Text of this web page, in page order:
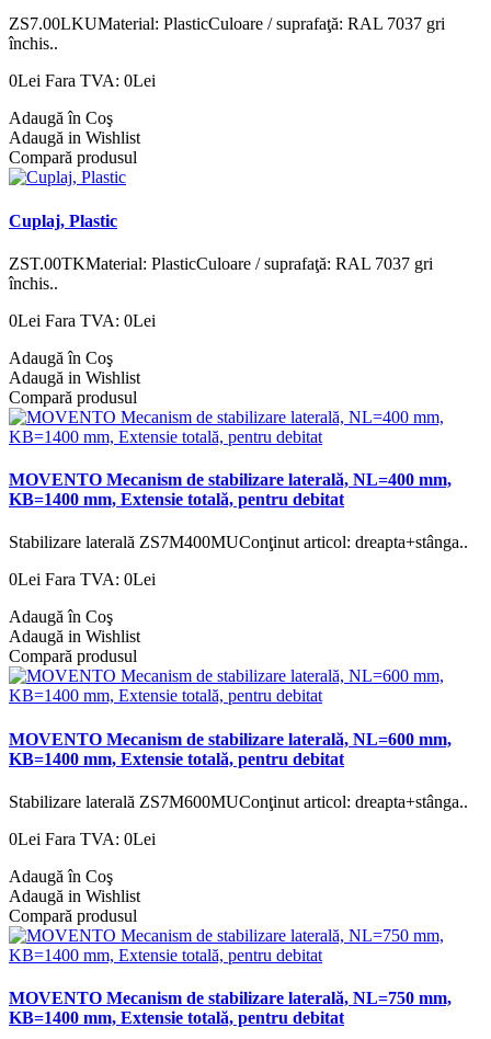
ZS7.00LKUMaterial: PlasticCuloare / suprafaţă: RAL 7037 gri
închis..
0Lei Fara TVA: 0Lei
Adaugă în Coş
Adaugă in Wishlist
Compară produsul
Cuplaj, Plastic
ZST.00TKMaterial: PlasticCuloare / suprafaţă: RAL 7037 gri
închis..
0Lei Fara TVA: 0Lei
Adaugă în Coş
Adaugă in Wishlist
Compară produsul
MOVENTO Mecanism de stabilizare laterală, NL=400 mm,
KB=1400 mm, Extensie totală, pentru debitat
Stabilizare laterală ZS7M400MUConţinut articol: dreapta+stânga..
0Lei Fara TVA: 0Lei
Adaugă în Coş
Adaugă in Wishlist
Compară produsul
MOVENTO Mecanism de stabilizare laterală, NL=600 mm,
KB=1400 mm, Extensie totală, pentru debitat
Stabilizare laterală ZS7M600MUConţinut articol: dreapta+stânga..
0Lei Fara TVA: 0Lei
Adaugă în Coş
Adaugă in Wishlist
Compară produsul
MOVENTO Mecanism de stabilizare laterală, NL=750 mm,
KB=1400 mm, Extensie totală, pentru debitat